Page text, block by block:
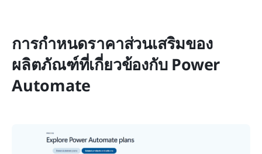
การกำหนดราคาส่วนเสริมของ
ผลิตภัณฑ์ที่เกี่ยวข้องกับ Power
Automate